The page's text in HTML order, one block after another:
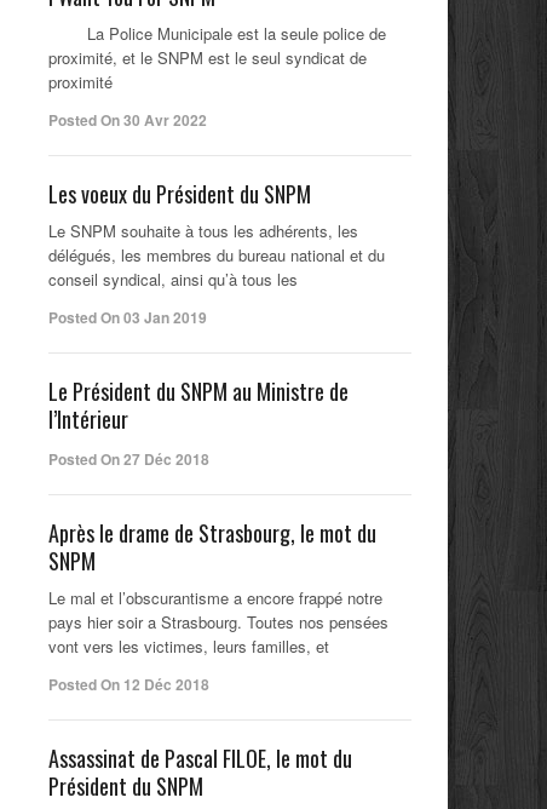
La Police Municipale est la seule police de
proximité, et le SNPM est le seul syndicat de
proximité
Posted On 30 Avr 2022
Les voeux du Président du SNPM
Le SNPM souhaite à tous les adhérents, les
délégués, les membres du bureau national et du
conseil syndical, ainsi qu’à tous les
Posted On 03 Jan 2019
Le Président du SNPM au Ministre de
l’Intérieur
Posted On 27 Déc 2018
Après le drame de Strasbourg, le mot du
SNPM
Le mal et l’obscurantisme a encore frappé notre
pays hier soir a Strasbourg. Toutes nos pensées
vont vers les victimes, leurs familles, et
Posted On 12 Déc 2018
Assassinat de Pascal FILOE, le mot du
Président du SNPM